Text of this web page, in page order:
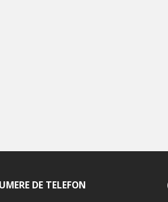
DE TELEFON